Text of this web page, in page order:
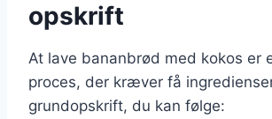
opskrift
At lave bananbrød med kokos er
proces, der kræver få
grundopskrift, du kan følge: